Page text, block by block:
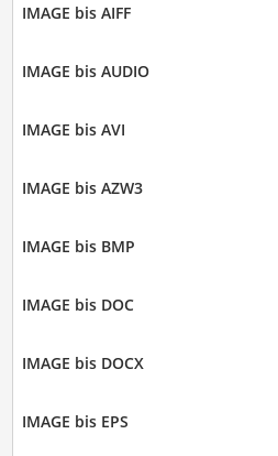
IMAGE bis AIFF
IMAGE bis AUDIO
IMAGE bis AVI
IMAGE bis AZW3
IMAGE bis BMP
IMAGE bis DOC
IMAGE bis DOCX
IMAGE bis EPS